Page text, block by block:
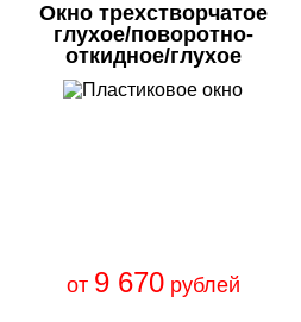
Окно трехстворчатое
глухое/поворотно-
откидное/глухое
от 9 670рублей